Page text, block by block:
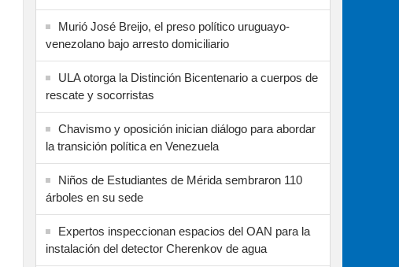
Murió José Breijo, el preso político uruguayo-
venezolano bajo arresto domiciliario
ULA otorga la Distinción Bicentenario a cuerpos de
rescate y socorristas
Chavismo y oposición inician diálogo para abordar
la transición política en Venezuela
Niños de Estudiantes de Mérida sembraron 110
árboles en su sede
Expertos inspeccionan espacios del OAN para la
instalación del detector Cherenkov de agua